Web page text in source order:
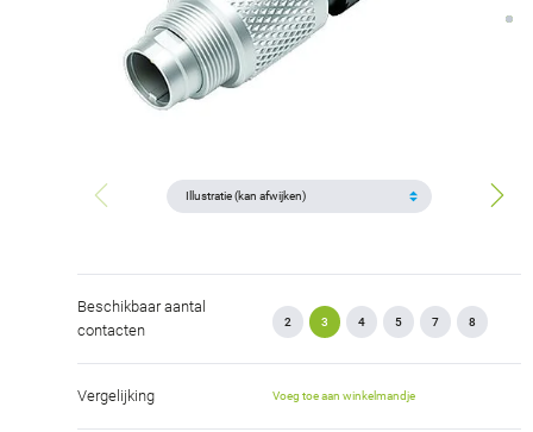
Beschikbaar aantal
contacten
2 3 4 5 7 8
Vergelijking Voeg toe aan winkelmandje